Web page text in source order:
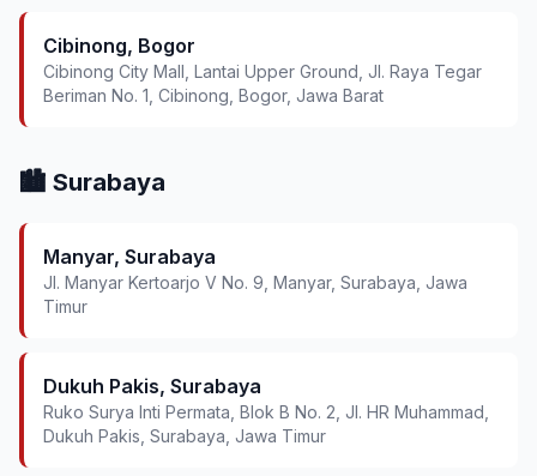
Cibinong, Bogor
Cibinong City Mall, Lantai Upper Ground, Jl. Raya Tegar
Beriman No. 1, Cibinong, Bogor, Jawa Barat
🏙️ Surabaya
Manyar, Surabaya
Jl. Manyar Kertoarjo V No. 9, Manyar, Surabaya, Jawa
Timur
Dukuh Pakis, Surabaya
Ruko Surya Inti Permata, Blok B No. 2, Jl. HR Muhammad,
Dukuh Pakis, Surabaya, Jawa Timur